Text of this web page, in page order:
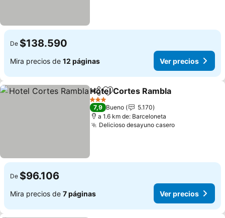
De $138.590
Mira precios de 12 páginas Ver precios
CompartirAgregar a favoritos
Hotel Cortes Rambla
3 Estrellas
7,9 Bueno
5.170
a 1.6 km de: Barceloneta
Delicioso desayuno casero
De $96.106
Mira precios de 7 páginas Ver precios